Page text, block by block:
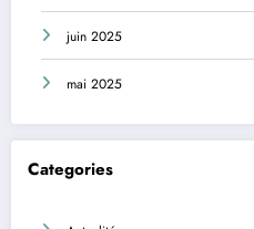
juin 2025
mai 2025
Categories